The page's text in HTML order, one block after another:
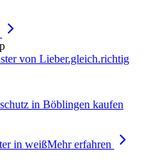
Mehr erfahren